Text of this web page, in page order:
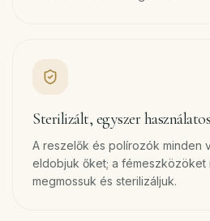
Sterilizált, egyszer
A reszelők és polírozók minden
eldobjuk őket; a fémeszközöket
megmossuk és sterilizáljuk.